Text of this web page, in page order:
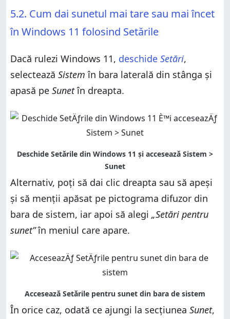
5.2. Cum dai sunetul mai tare sau mai încet
în Windows 11 folosind Setările
Dacă rulezi Windows 11, deschide Setări,
selectează Sistem în bara laterală din stânga și
apasă pe Sunetîn dreapta.
Alternativ, poți să dai clic dreapta sau să apeși
și să menții apăsat pe pictograma difuzor din
bara de sistem, iar apoi să alegi „Setări pentru
sunet”în meniul care apare.
În orice caz, odată ce ajungi la secțiunea Sunet,